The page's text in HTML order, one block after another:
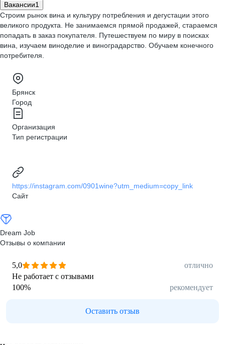
Вакансии1
Строим рынок вина и культуру потребления и дегустации этого
великого продукта. Не занимаемся прямой продажей, стараемся
попадать в заказ покупателя. Путешествуем по миру в поисках
вина, изучаем виноделие и виноградарство. Обучаем конечного
потребителя.
Брянск
Город
Организация
Тип регистрации
https://instagram.com/0901wine?utm_medium=copy_link
Сайт
Dream Job
Отзывы о компании
5,0
отлично
Не работает с отзывами
100% рекомендует
Оставить отзыв